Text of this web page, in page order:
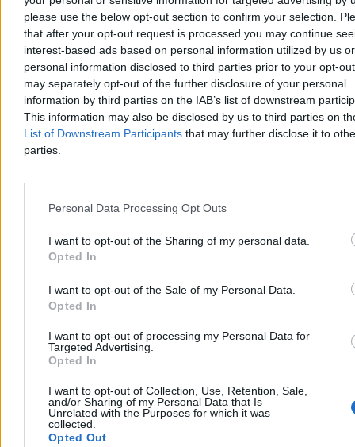
please use the below opt-out section to confirm your selection.
that after your opt-out request is processed you may continue
interest-based ads based on personal information utilized by us or
personal information disclosed to third parties prior to your opt-
may separately opt-out of the further disclosure of your personal
information by third parties on the IAB’s list of downstream
This information may also be disclosed by us to third parties on
List of Downstream Participants that may further disclose it to
parties.
Personal Data Processing Opt Outs
I want to opt-out of the Sharing of my personal data.
Opted In
I want to opt-out of the Sale of my Personal Data.
Opted In
I want to opt-out of processing my Personal Data for
Targeted Advertising.
Opted In
I want to opt-out of Collection, Use, Retention, Sale,
and/or Sharing of my Personal Data that Is
Unrelated with the Purposes for which it was
collected.
Opted Out
4 min
Reklama
Reklama
Kraj